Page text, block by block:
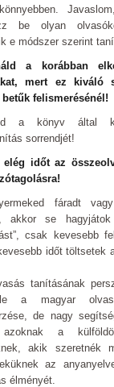
be olyan
e módszer szerint
a korábban
mert ez kiváló
betűk felismerésénél!
a könyv által
sorrendjét!
elég időt az
fáradt
akkor se
csak kevesebb
időt töltsetek
tanításának
a magyar
de nagy
a
akik szeretnék
az
élményét.